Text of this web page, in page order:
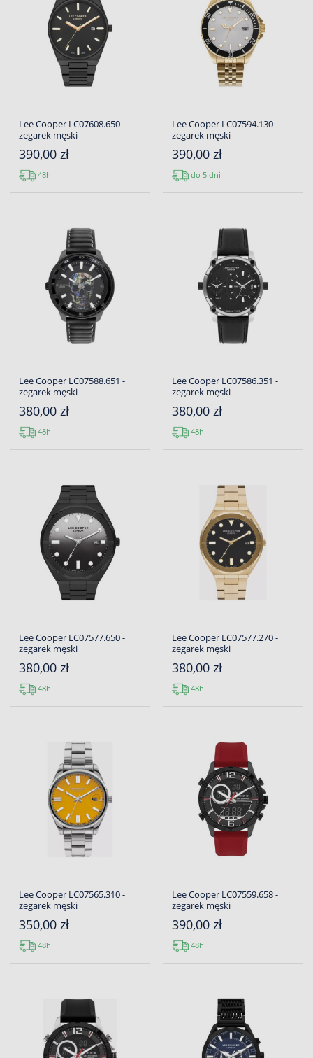
Lee Cooper LC07608.650 -
zegarek męski
390,00 zł
48h
Lee Cooper LC07594.130 -
zegarek męski
390,00 zł
do 5 dni
Lee Cooper LC07588.651 -
zegarek męski
380,00 zł
48h
Lee Cooper LC07586.351 -
zegarek męski
380,00 zł
48h
Lee Cooper LC07577.650 -
zegarek męski
380,00 zł
48h
Lee Cooper LC07577.270 -
zegarek męski
380,00 zł
48h
Lee Cooper LC07565.310 -
zegarek męski
350,00 zł
48h
Lee Cooper LC07559.658 -
zegarek męski
390,00 zł
48h